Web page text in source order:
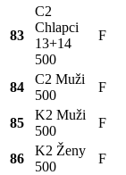
83
C2
Chlapci
13+14
500
F
84
C2 Muži
500
F
85
K2 Muži
500
F
86
K2 Ženy
500
F